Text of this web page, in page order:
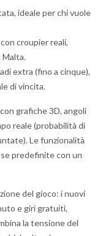
ideale per chi vuole
croupier reali,
Malta.
extra (fino a cinque),
di vincita.
grafiche 3D, angoli
reale (probabilità di
Le funzionalità
predefinite con un
del gioco: i nuovi
e giri gratuiti,
la tensione del